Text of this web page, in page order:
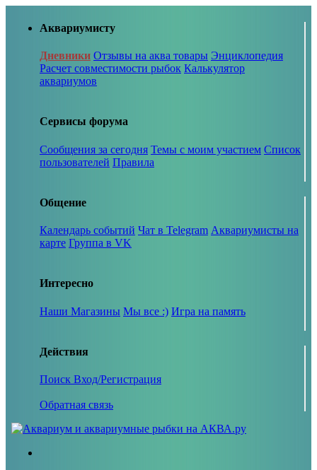
Аквариумисту
Дневники Отзывы на аква товары Энциклопедия
Расчет совместимости рыбок Калькулятор
аквариумов
Сервисы форума
Сообщения за сегодня Темы с моим участием Список
пользователей Правила
Общение
Календарь событий Чат в Telegram Аквариумисты на
карте Группа в VK
Интересно
Наши Магазины Мы все :) Игра на память
Действия
Поиск Вход/Регистрация
Обратная связь